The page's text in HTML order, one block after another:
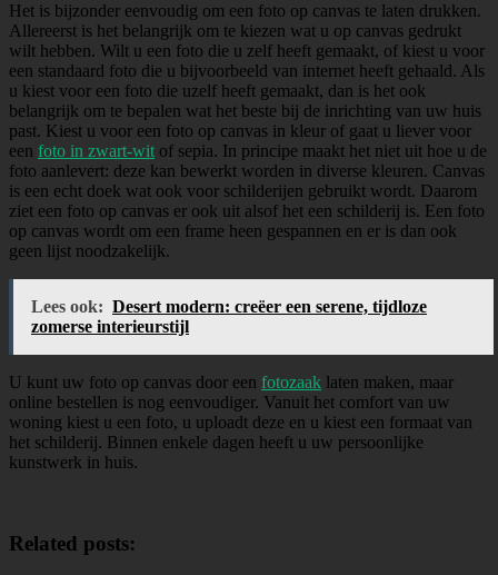
Het is bijzonder eenvoudig om een foto op canvas te laten drukken.
Allereerst is het belangrijk om te kiezen wat u op canvas gedrukt
wilt hebben. Wilt u een foto die u zelf heeft gemaakt, of kiest u voor
een standaard foto die u bijvoorbeeld van internet heeft gehaald. Als
u kiest voor een foto die uzelf heeft gemaakt, dan is het ook
belangrijk om te bepalen wat het beste bij de inrichting van uw huis
past. Kiest u voor een foto op canvas in kleur of gaat u liever voor
een foto in zwart-wit of sepia. In principe maakt het niet uit hoe u de
foto aanlevert: deze kan bewerkt worden in diverse kleuren. Canvas
is een echt doek wat ook voor schilderijen gebruikt wordt. Daarom
ziet een foto op canvas er ook uit alsof het een schilderij is. Een foto
op canvas wordt om een frame heen gespannen en er is dan ook
geen lijst noodzakelijk.
Lees ook: Desert modern: creëer een serene, tijdloze
zomerse interieurstijl
U kunt uw foto op canvas door een fotozaak laten maken, maar
online bestellen is nog eenvoudiger. Vanuit het comfort van uw
woning kiest u een foto, u uploadt deze en u kiest een formaat van
het schilderij. Binnen enkele dagen heeft u uw persoonlijke
kunstwerk in huis.
Related posts: